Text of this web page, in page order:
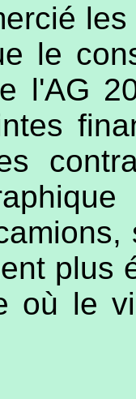
le
l'AG
plus
où le